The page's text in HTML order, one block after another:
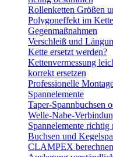
Rollenketten Größen
Polygoneffekt im
Gegenmaßnahmen
Verschleiß und
Kette ersetzt werden?
Kettenvermessung
korrekt ersetzen
Professionelle
Spannelemente
Taper-Spannbuchsen
Welle-Nabe-
Spannelemente
Buchsen und
CLAMPEX